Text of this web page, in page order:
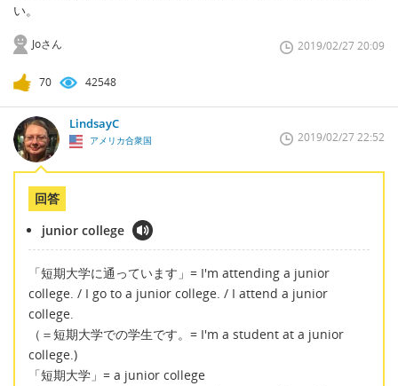
い。
Joさん 2019/02/27 20:09
70 42548
LindsayC
アメリカ合衆国 2019/02/27 22:52
回答
junior college
「短期大学に通っています」= I'm attending a junior
college. / I go to a junior college. / I attend a junior
college.
（＝短期大学での学生です。= I'm a student at a junior
college.)
「短期大学」= a junior college